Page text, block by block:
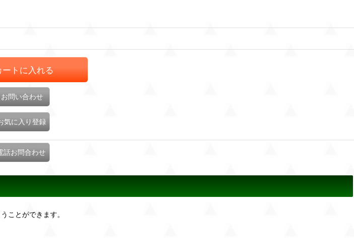
ートに入れる
お問い合わせ
気に入り登録
話お問合わせ
ことができます。